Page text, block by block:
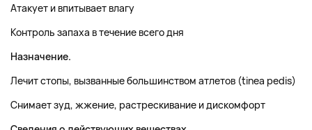
Атакует и впитывает влагу
Контроль запаха в течение всего дня
Назначение.
Лечит стопы, вызванные большинством атлетов (tinea pedis)
Снимает зуд, жжение, растрескивание и дискомфорт